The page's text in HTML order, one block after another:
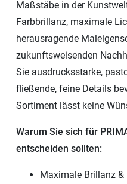
Maßstäbe in der
Farbbrillanz, maximale
herausragende
zukunftsweisenden
Sie ausdrucksstarke,
fließende, feine Details
Sortiment lässt keine
Warum Sie sich für
entscheiden sollten:
Maximale Brillanz &